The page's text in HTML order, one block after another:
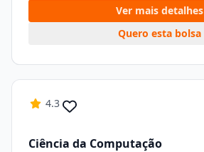
Ver mais detalhes
Quero esta bolsa
4.3
Ciência da Computação